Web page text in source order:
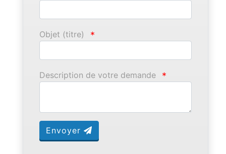
Objet (titre) *
Description de votre demande *
Envoyer